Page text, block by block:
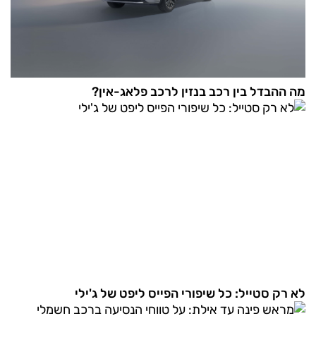
מה ההבדל בין רכב בנזין לרכב פלאג-אין?
לא רק סטייל: כל שיפורי הפייס ליפט של ג'ילי